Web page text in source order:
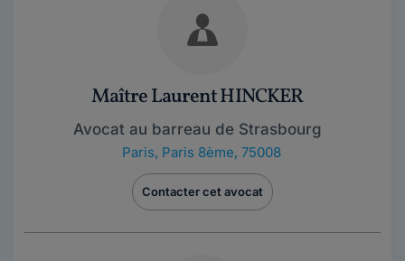
Maître Laurent HINCKER
Avocat au barreau de Strasbourg
Paris, Paris 8ème, 75008
Contacter cet avocat